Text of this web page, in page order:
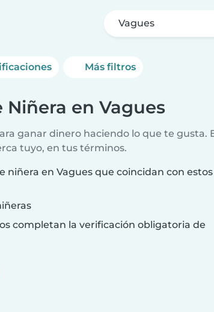
Vagues
Más filtros
Niñera en Vagues
ganar dinero haciendo lo que te gusta.
tuyo, en tus términos.
niñera en Vagues que coincidan con
completan la verificación obligatoria de